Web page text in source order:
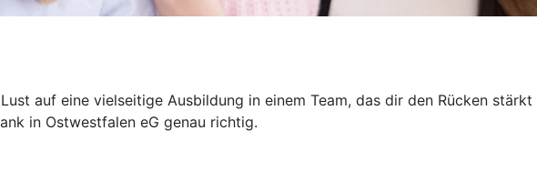
auf eine vielseitige Ausbildung in einem Team, das dir den Rücken stärkt
in Ostwestfalen eG genau richtig.